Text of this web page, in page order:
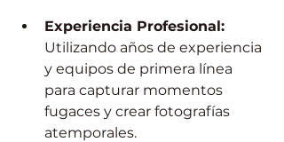
Experiencia Profesional:
Utilizando años de experiencia
y equipos de primera línea
para capturar momentos
fugaces y crear fotografías
atemporales.